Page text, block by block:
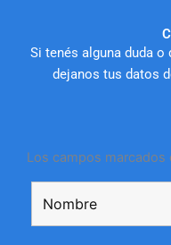
Si tenés alguna duda
dejanos tus datos
Los campos